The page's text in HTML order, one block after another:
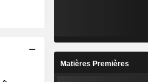
Matières Premières